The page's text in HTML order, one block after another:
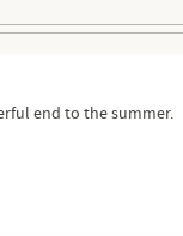
end to the summer.